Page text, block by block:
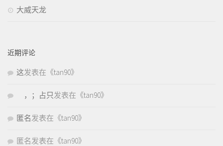
大威天龙
近期评论
这发表在《tan90》
，；占只发表在《tan90》
匿名发表在《tan90》
匿名发表在《tan90》